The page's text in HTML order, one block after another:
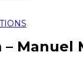
Manuel